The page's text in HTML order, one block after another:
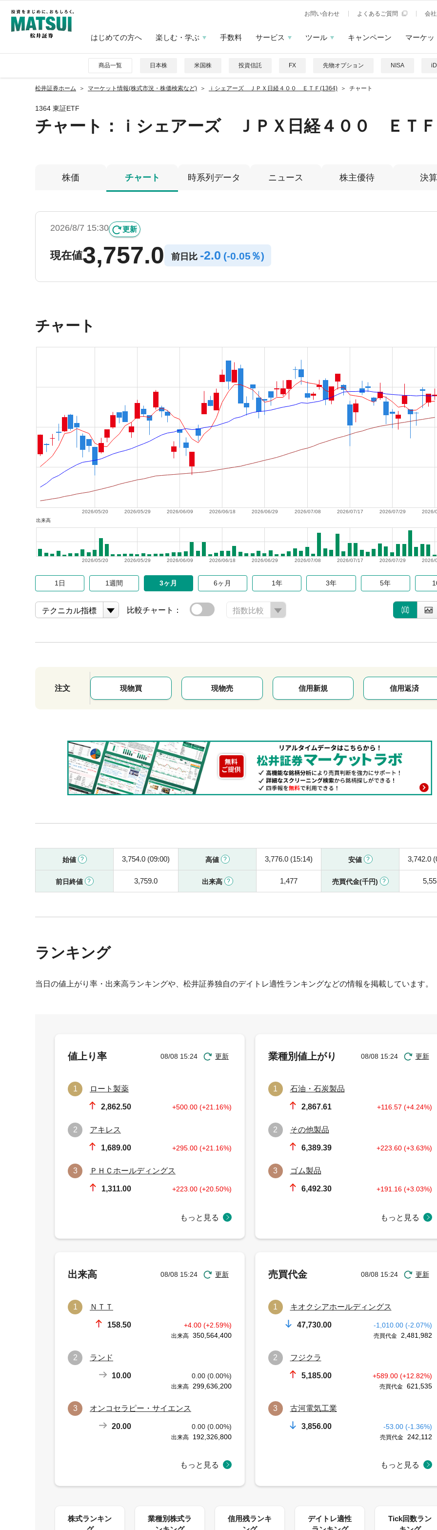
お問い合わせ よくあるご質問 会
はじめての方へ 楽しむ・学ぶ 手数料 サービス ツール キャンペーン マーケッ
商品一覧 日本株 米国株 投資信託 FX 先物オプション NISA
松井証券ホーム マーケット情報(株式市況・株価検索など) ｉシェアーズ ＪＰＸ日経４００ ＥＴＦ(1364) チャート
1364 東証ETF
チャート： ｉシェアーズ ＪＰＸ日経４００ ＥＴＦ
株価 チャート 時系列データ ニュース 株主優待 決算
2026/8/7 15:30 更新
現在値3,757.0 前日比 -2.0 (-0.05％)
チャート
2026/
2026/07/29
2026/07/17
2026/07/08
2026/06/29
2026/06/18
2026/06/09
2026/05/29
2026/05/20
出来高
2026/
2026/07/29
2026/07/17
2026/07/08
2026/06/29
2026/06/18
2026/06/09
2026/05/29
2026/05/20
1日 1週間 3ヶ月 6ヶ月 1年 3年 5年
テクニカル指標 比較チャート： 指数比較
注文 現物買 現物売 信用新規 信用返済
始値 3,754.0 (09:00) 高値 3,776.0 (15:14) 安値 3,742.0
前日終値 3,759.0 出来高 1,477 売買代金(千円)
ランキング
当日の値上がり率・出来高ランキングや、松井証券独自のデイトレ適性ランキングなどの情報を掲載しています。